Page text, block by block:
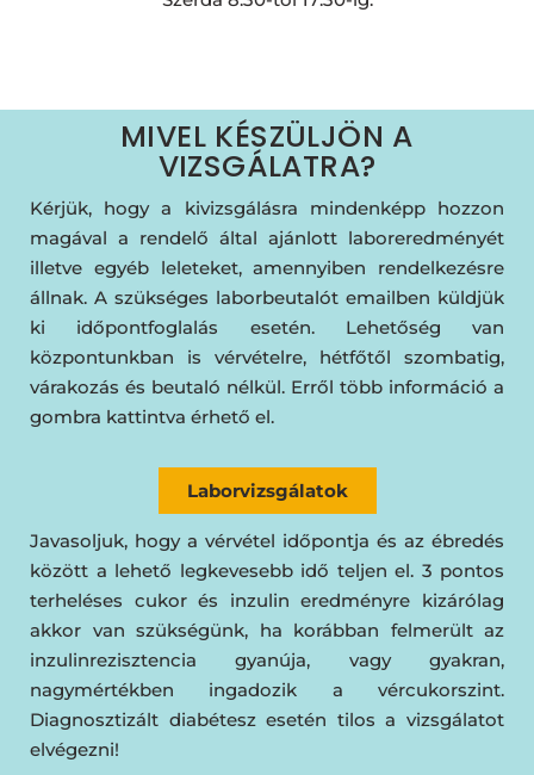
MIVEL KÉSZÜLJÖN A
VIZSGÁLATRA?
Kérjük, hogy a kivizsgálásra mindenképp hozzon
magával a rendelő által ajánlott laboreredményét
illetve egyéb leleteket, amennyiben rendelkezésre
állnak. A szükséges laborbeutalót emailben küldjük
ki időpontfoglalás esetén. Lehetőség van
központunkban is vérvételre, hétfőtől szombatig,
várakozás és beutaló nélkül. Erről több információ a
gombra kattintva érhető el.
Laborvizsgálatok
Javasoljuk, hogy a vérvétel időpontja és az ébredés
között a lehető legkevesebb idő teljen el. 3 pontos
terheléses cukor és inzulin eredményre kizárólag
akkor van szükségünk, ha korábban felmerült az
inzulinrezisztencia gyanúja, vagy gyakran,
nagymértékben ingadozik a vércukorszint.
Diagnosztizált diabétesz esetén tilos a vizsgálatot
elvégezni!